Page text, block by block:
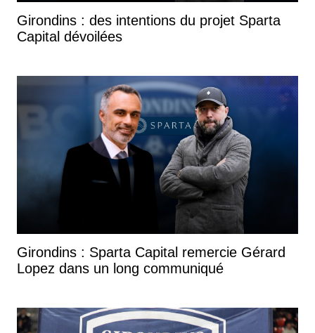
Girondins : des intentions du projet Sparta
Capital dévoilées
Girondins : Sparta Capital remercie Gérard
Lopez dans un long communiqué